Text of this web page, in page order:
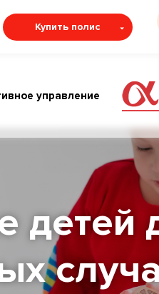
Купить полис
управление
детей